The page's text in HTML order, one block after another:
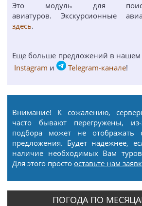
Это модуль для
авиатуров. Экскурсионные
здесь.
Еще больше предложений в
Instagram и Telegram-канале!
Внимание! К сожалению,
часто бывают перегружены,
подбора может не отображать
предложения. Будет надежнее,
наличие необходимых Вам туров
Для этого просто оставьте нам
ПОГОДА ПО